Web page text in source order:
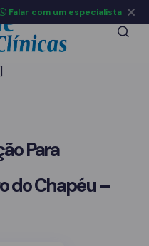
Para
do Chapéu –
Falar com um especialista